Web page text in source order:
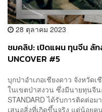
28 ตุลาคม 2023
ชมคลิป: เปิดแผน ทุนจีน ลั
UNCOVER #5
บุกป่าอำเภอเชียงดาว จังหวัด
ในเขตป่าสงวน ซึ่งมีนายทุนจี
STANDARD ได้รับการติดต่อ
เสนอสิ่งที่เกิดขึ้นจริง แต่น้อยค